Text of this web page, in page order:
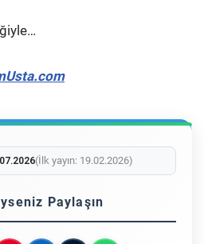
(İlk yayın: 19.02.2026)
Paylaşın